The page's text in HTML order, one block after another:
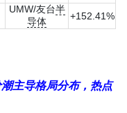
UMW/友台半
导体
+152.41%
主导格局分布，热点